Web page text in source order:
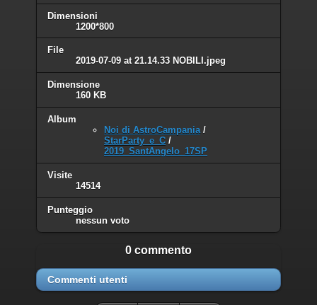
Dimensioni
1200*800
File
2019-07-09 at 21.14.33 NOBILI.jpeg
Dimensione
160 KB
Album
Noi di AstroCampania/
StarParty_e_C /
2019_SantAngelo_17SP
Visite
14514
Punteggio
nessun voto
0 commento
Commenti utenti